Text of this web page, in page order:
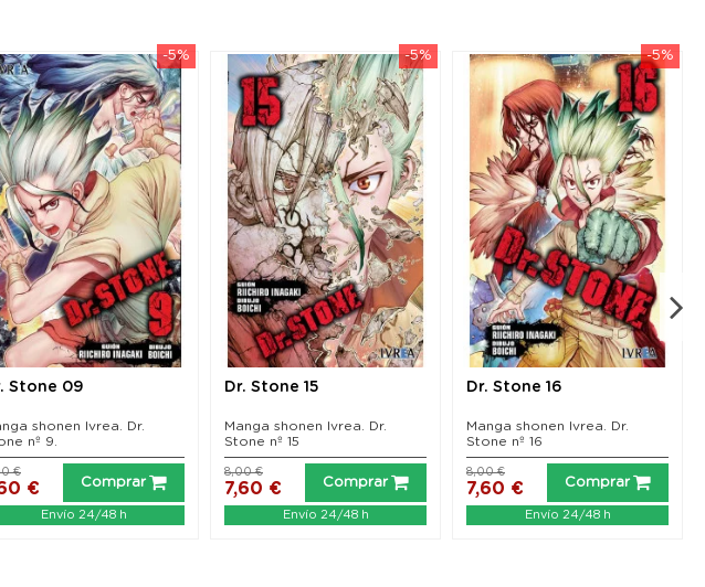
-5%
Stone 09
shonen Ivrea. Dr.
nº 9.
€
€
Comprar
Envío 24/48 h
-5%
Dr. Stone 15
Manga shonen Ivrea. Dr.
Stone nº 15
7,60 €
8,00 €
Comprar
Envío 24/48 h
-5%
Dr. Stone 16
Manga shonen Ivrea. Dr.
Stone nº 16
7,60 €
8,00 €
Comprar
Envío 24/48 h